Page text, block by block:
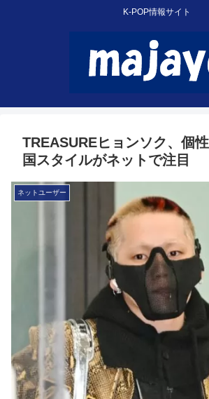
K-POP情報サイト
TREASUREヒョンソク、個
国スタイルがネットで注目
ネットユーザー